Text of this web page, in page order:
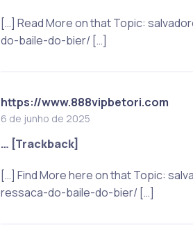
[…] Read More on that Topic:
do-baile-do-bier/ […]
https://www.888vipbetori.com
6 de junho de 2025
… [Trackback]
[…] Find More here on that Topic:
ressaca-do-baile-do-bier/ […]